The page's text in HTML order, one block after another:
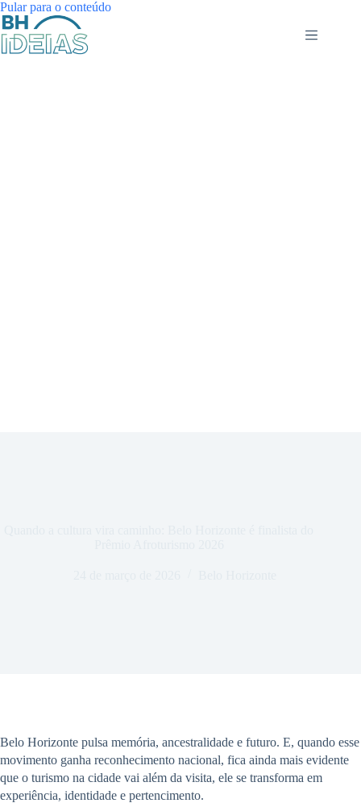
Pular para o conteúdoPular
Belo Horizonte pulsa memória, ancestralidade e futuro. E, quando esse
movimento ganha reconhecimento nacional, fica ainda mais evidente
que o turismo na cidade vai além da visita, ele se transforma em
experiência, identidade e pertencimento.